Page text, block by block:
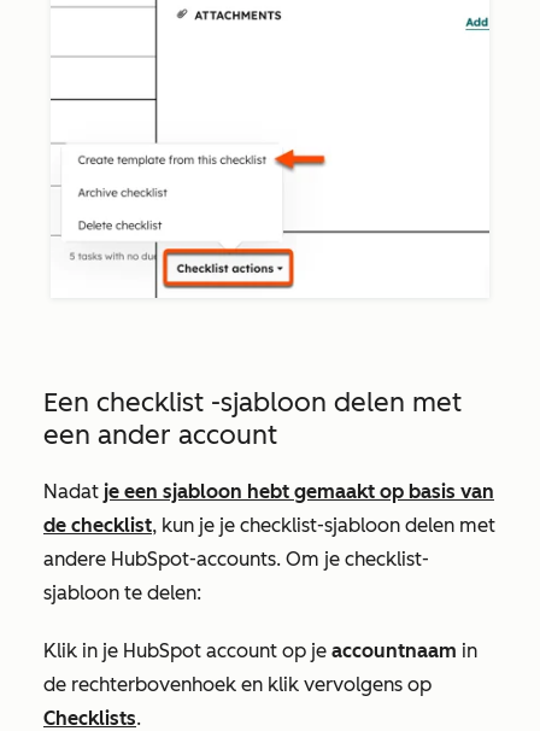
Een checklist -sjabloon delen met
een ander account
Nadat je een sjabloon hebt gemaakt op basis van
de checklist, kun je je checklist-sjabloon delen met
andere HubSpot-accounts. Om je checklist-
sjabloon te delen:
Klik in je HubSpot account op je accountnaam in
de rechterbovenhoek en klik vervolgens op
Checklists.